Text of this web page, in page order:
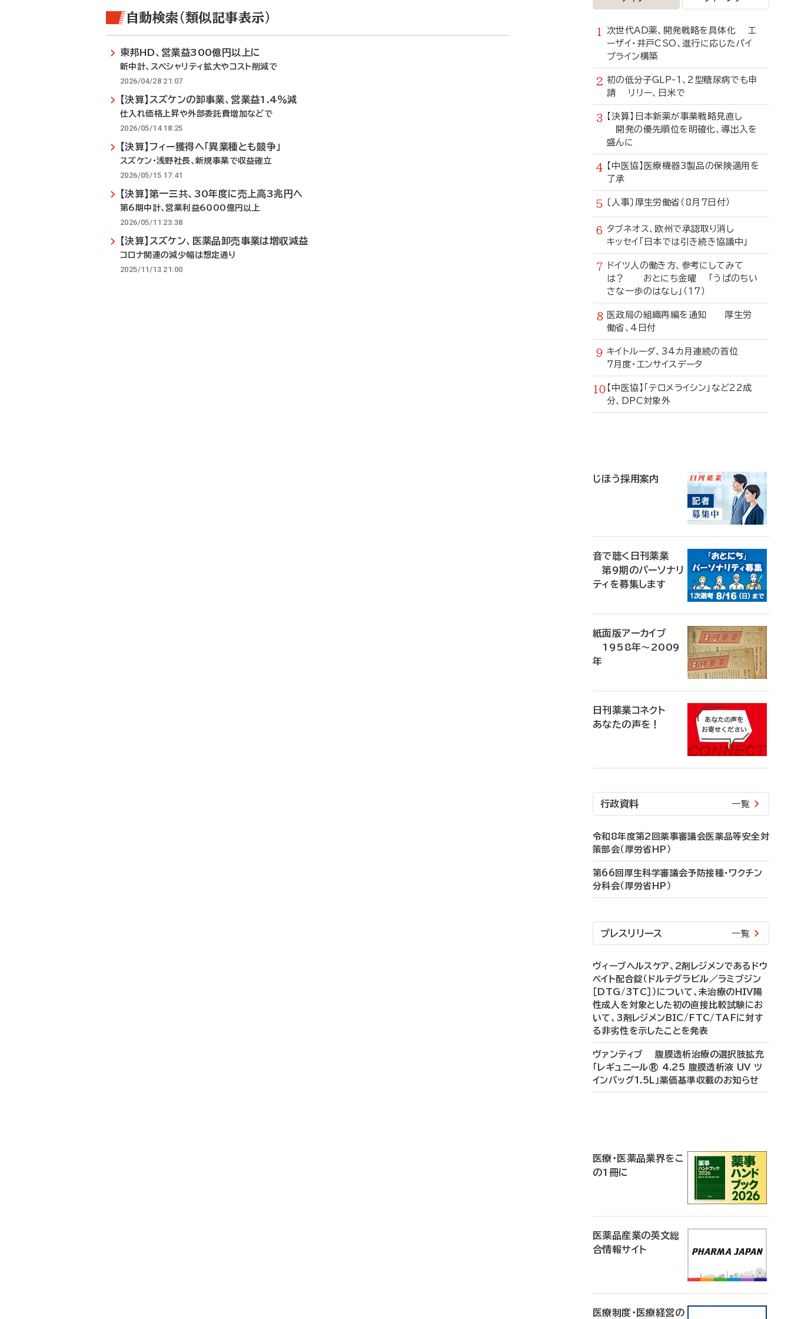
自動検索（類似記事表示）
東邦HD、営業益300億円以上に
新中計、スペシャリティ拡大やコスト削減で
2026/04/28 21:07
【決算】スズケンの卸事業、営業益1.4％減
仕入れ価格上昇や外部委託費増加などで
2026/05/14 18:25
【決算】フィー獲得へ「異業種とも競争」
スズケン・浅野社長、新規事業で収益確立
2026/05/15 17:41
【決算】第一三共、30年度に売上高3兆円へ
第6期中計、営業利益6000億円以上
2026/05/11 23:38
【決算】スズケン、医薬品卸売事業は増収減益
コロナ関連の減少幅は想定通り
2025/11/13 21:00
次世代AD薬、開発戦略を具体化 エ
ーザイ・井戸CSO、進行に応じたパイ
プライン構築
初の低分子GLP-1、2型糖尿病でも申
請 リリー、日米で
【決算】日本新薬が事業戦略見直し
開発の優先順位を明確化、導出入を
盛んに
【中医協】医療機器3製品の保険適用を
了承
〔人事〕厚生労働省（8月7日付）
タブネオス、欧州で承認取り消し
キッセイ「日本では引き続き協議中」
ドイツ人の働き方、参考にしてみて
は？ おとにち金曜 「うぱのちい
さな一歩のはなし」（17）
医政局の組織再編を通知 厚生労
働省、4日付
キイトルーダ、34カ月連続の首位
7月度・エンサイスデータ
【中医協】「テロメライシン」など22成
分、DPC対象外
じほう採用案内
音で聴く日刊薬業
第9期のパーソナリ
ティを募集します
紙面版アーカイブ
1958年～2009
年
日刊薬業コネクト
あなたの声を！
行政資料 一覧
令和8年度第2回薬事審議会医薬品等安全対
策部会（厚労省HP）
第66回厚生科学審議会予防接種・ワクチン
分科会（厚労省HP）
プレスリリース 一覧
ヴィーブヘルスケア、2剤レジメンであるドウ
ベイト配合錠（ドルテグラビル／ラミブジン
［DTG/3TC］）について、未治療のHIV陽
性成人を対象とした初の直接比較試験にお
いて、3剤レジメンBIC/FTC/TAFに対す
る非劣性を示したことを発表
ヴァンティブ 腹膜透析治療の選択肢拡充
「レギュニール® 4.25 腹膜透析液 UV ツ
インバッグ1.5L」薬価基準収載のお知らせ
医療・医薬品業界をこ
の1冊に
医薬品産業の英文総
合情報サイト
医療制度・医療経営の